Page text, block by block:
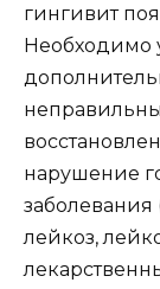
гингивит
Необходимо
нарушение
лейкоз,